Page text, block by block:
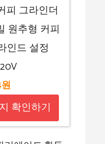
피 그라인더
원추형 커피
인드 설정
확인하기